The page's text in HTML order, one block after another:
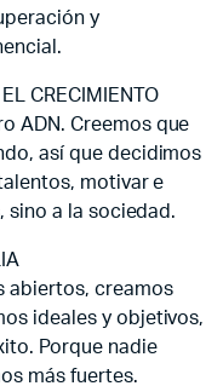
y
CRECIMIENTO
ADN. Creemos que
así que decidimos
motivar e
sino a la sociedad.
abiertos, creamos
ideales y objetivos,
Porque nadie
más fuertes.